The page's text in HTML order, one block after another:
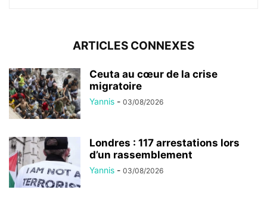
ARTICLES CONNEXES
Ceuta au cœur de la crise
migratoire
Yannis - 03/08/2026
Londres : 117 arrestations lors
d’un rassemblement
Yannis - 03/08/2026